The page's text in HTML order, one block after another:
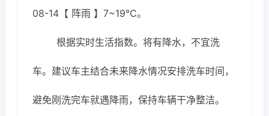
08-14【 阵雨 】7~19℃。
根据实时生活指数。将有降水，不宜洗
车。建议车主结合未来降水情况安排洗车时间，
避免刚洗完车就遇降雨，保持车辆干净整洁。